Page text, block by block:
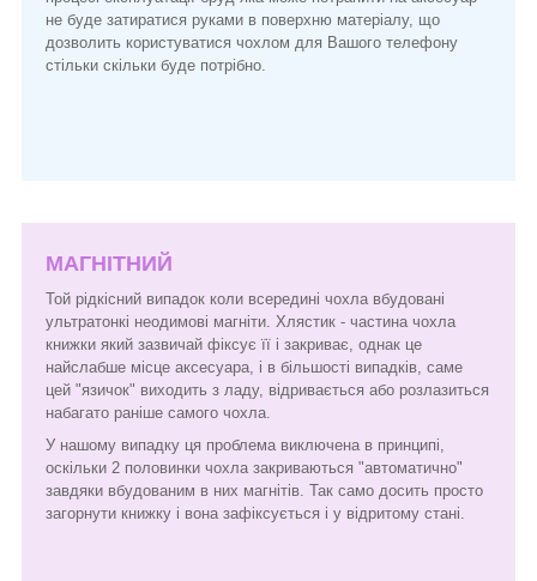
не буде затиратися руками в поверхню матеріалу, що
дозволить користуватися чохлом для Вашого телефону
стільки скільки буде потрібно.
МАГНІТНИЙ
Той рідкісний випадок коли всередині чохла вбудовані
ультратонкі неодимові магніти. Хлястик - частина чохла
книжки який зазвичай фіксує її і закриває, однак це
найслабше місце аксесуара, і в більшості випадків, саме
цей "язичок" виходить з ладу, відривається або розлазиться
набагато раніше самого чохла.
У нашому випадку ця проблема виключена в принципі,
оскільки 2 половинки чохла закриваються "автоматично"
завдяки вбудованим в них магнітів. Так само досить просто
загорнути книжку і вона зафіксується і у відритому стані.